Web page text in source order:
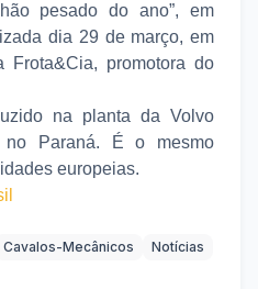
pesado do ano”, em
dia 29 de março, em
Frota&Cia, promotora do
na planta da Volvo
no Paraná. É o mesmo
europeias.
Cavalos-Mecânicos
Notícias